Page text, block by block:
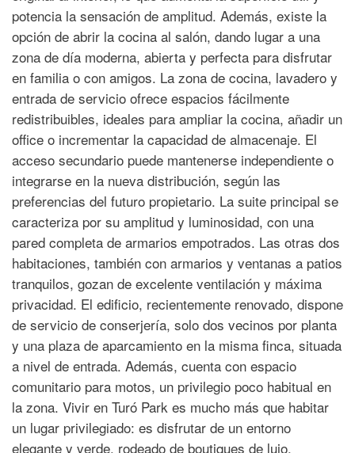
potencia la sensación de amplitud. Además, existe la
opción de abrir la cocina al salón, dando lugar a una
zona de día moderna, abierta y perfecta para disfrutar
en familia o con amigos. La zona de cocina, lavadero y
entrada de servicio ofrece espacios fácilmente
redistribuibles, ideales para ampliar la cocina, añadir un
office o incrementar la capacidad de almacenaje. El
acceso secundario puede mantenerse independiente o
integrarse en la nueva distribución, según las
preferencias del futuro propietario. La suite principal se
caracteriza por su amplitud y luminosidad, con una
pared completa de armarios empotrados. Las otras dos
habitaciones, también con armarios y ventanas a patios
tranquilos, gozan de excelente ventilación y máxima
privacidad. El edificio, recientemente renovado, dispone
de servicio de conserjería, solo dos vecinos por planta
y una plaza de aparcamiento en la misma finca, situada
a nivel de entrada. Además, cuenta con espacio
comunitario para motos, un privilegio poco habitual en
la zona. Vivir en Turó Park es mucho más que habitar
un lugar privilegiado: es disfrutar de un entorno
elegante y verde, rodeado de boutiques de lujo,